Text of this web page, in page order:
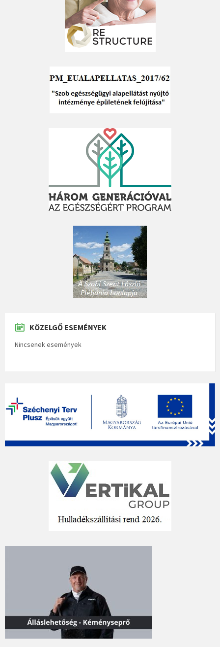
KÖZELGŐ ESEMÉNYEK
Nincsenek események